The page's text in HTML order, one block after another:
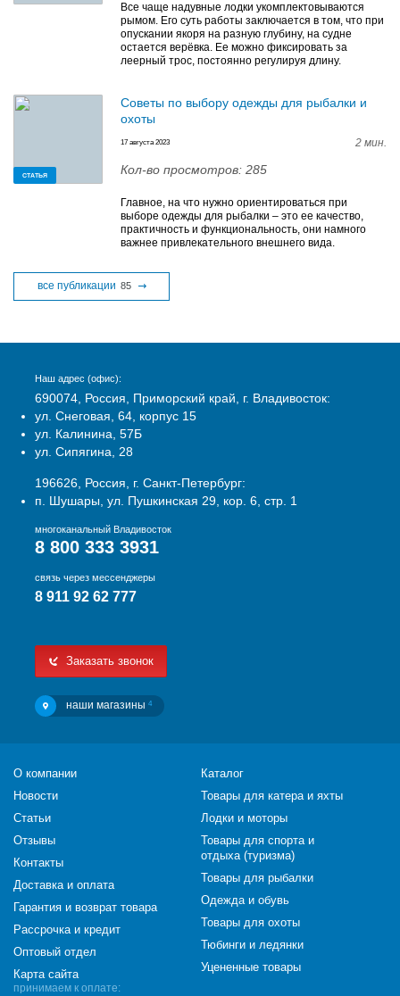
Все чаще надувные лодки укомплектовываются
рымом. Его суть работы заключается в том, что при
опускании якоря на разную глубину, на судне
остается верёвка. Ее можно фиксировать за
леерный трос, постоянно регулируя длину.
СТАТЬЯ
Советы по выбору одежды для рыбалки и
охоты
17 августа 2023 2 мин.
Кол-во просмотров: 285
Главное, на что нужно ориентироваться при
выборе одежды для рыбалки – это ее качество,
практичность и функциональность, они намного
важнее привлекательного внешнего вида.
все публикации 85
Наш адрес (офис):
690074, Россия, Приморский край, г. Владивосток:
ул. Снеговая, 64, корпус 15
ул. Калинина, 57Б
ул. Сипягина, 28
196626, Россия, г. Санкт-Петербург:
п. Шушары, ул. Пушкинская 29, кор. 6, стр. 1
многоканальный Владивосток
8 800 333 3931
связь через мессенджеры
8 911 92 62 777
Заказать звонок
наши магазины 4
принимаем к оплате:
О компании
Новости
Статьи
Отзывы
Контакты
Доставка и оплата
Гарантия и возврат товара
Рассрочка и кредит
Оптовый отдел
Карта сайта
Каталог
Товары для катера и яхты
Лодки и моторы
Товары для спорта и
отдыха (туризма)
Товары для рыбалки
Одежда и обувь
Товары для охоты
Тюбинги и ледянки
Уцененные товары